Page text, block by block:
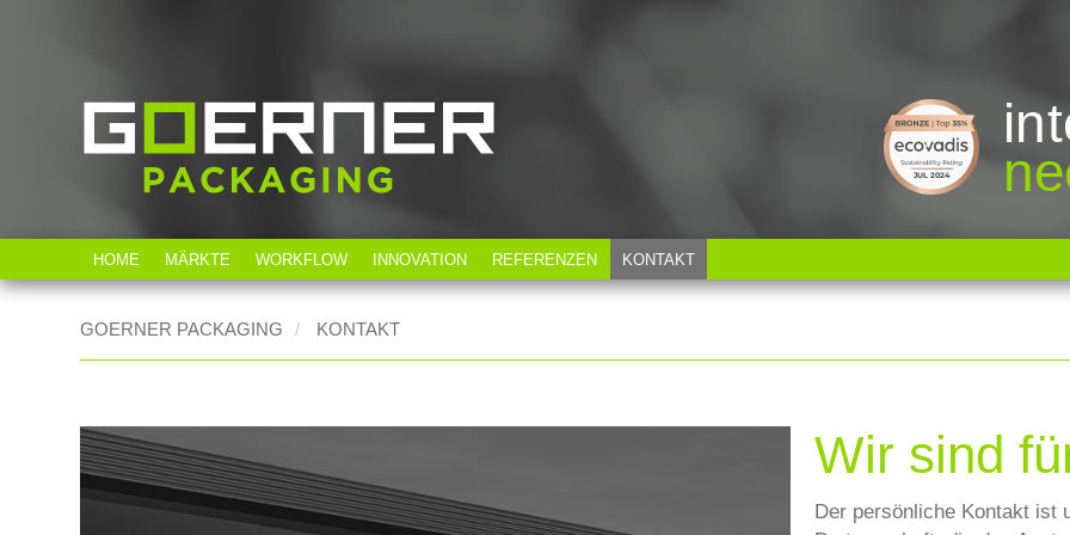
HOME MÄRKTE WORKFLOW INNOVATION REFERENZEN KONTAKT
GOERNER PACKAGING KONTAKT
Wir sind
Der persönliche Kontakt ist